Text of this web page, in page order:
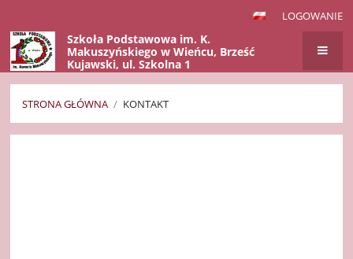
LOGOWANIE
Szkoła Podstawowa im. K.
Makuszyńskiego w Wieńcu, Brześć
Kujawski, ul. Szkolna 1
STRONA GŁÓWNA / KONTAKT